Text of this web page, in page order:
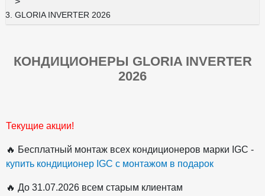
GLORIA INVERTER 2026
КОНДИЦИОНЕРЫ GLORIA INVERTER
2026
Текущие акции!
🔥 Бесплатный монтаж всех кондиционеров марки IGC -
купить кондиционер IGC с монтажом в подарок
🔥 До 31.07.2026 всем старым клиентам